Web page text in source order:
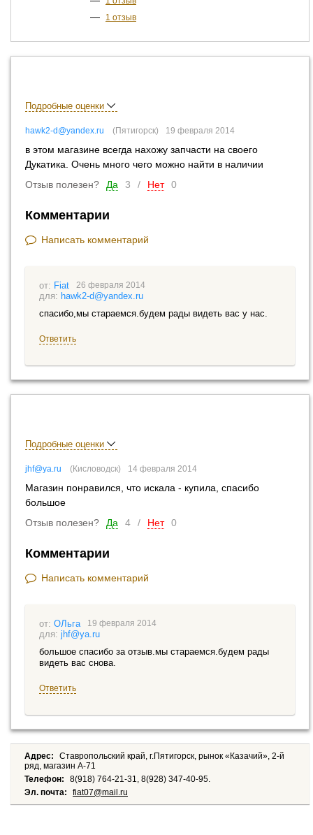
— 1 отзыв
Подробные оценки
hawk2-d@yandex.ru Пятигорск 19 февраля 2014
в этом магазине всегда нахожу запчасти на своего
Дукатика. Очень много чего можно найти в наличии
Отзыв полезен?
Да 3 / Нет 0
Комментарии
Написать комментарий
Fiat 26 февраля 2014
hawk2-d@yandex.ru
спасибо,мы стараемся.будем рады видеть вас у нас.
Ответить
Подробные оценки
jhf@ya.ru Кисловодск 14 февраля 2014
Магазин понравился, что искала - купила, спасибо
большое
Отзыв полезен?
Да 4 / Нет 0
Комментарии
Написать комментарий
ОЛьга 19 февраля 2014
jhf@ya.ru
большое спасибо за отзыв.мы стараемся.будем рады
видеть вас снова.
Ответить
Адрес:
Ставропольский край, г.Пятигорск, рынок «Казачий», 2-й
ряд, магазин А-71
Телефон:
8(918) 764-21-31, 8(928) 347-40-95.
Эл. почта:
fiat07@mail.ru